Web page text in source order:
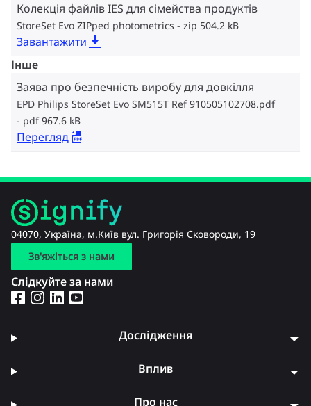
Колекція файлів IES для сімейства продуктів
StoreSet Evo ZIPped photometrics zip 504.2 kB
Завантажити
Інше
Заява про безпечність виробу для довкілля
EPD Philips StoreSet Evo SM515T Ref 910505102708.pdf
pdf 967.6 kB
Перегляд
04070, Україна, м.Київ вул. Григорія Сковороди, 19
Зв'яжіться з нами
Слідкуйте за нами
Дослідження
Вплив
Про нас